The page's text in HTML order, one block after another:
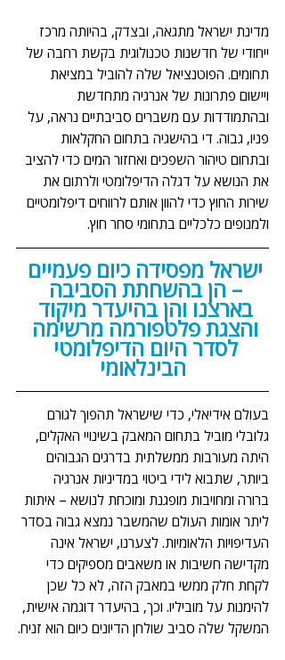
מדינת ישראל מתגאה, ובצדק, בהיותה מרכז
ייחודי של חדשנות טכנולוגית בקשת רחבה של
תחומים. הפוטנציאל שלה להוביל במציאת
ויישום פתרונות של אנרגיה מתחדשת
ובהתמודדות עם משברים סביבתיים נראה, על
פניו, גבוה. די בהישגיה בתחום החקלאות
ובתחום טיהור השפכים ואחזור המים כדי להציב
את הנושא על דגלה הדיפלומטי ולרתום את
שירות החוץ כדי להוון אותם לרווחים דיפלומטיים
ולמנופים כלכליים בתחומי סחר חוץ.
ישראל מפסידה כיום פעמיים
– הן בהשחתת הסביבה
בארצנו והן בהיעדר מיקוד
והצגת פלטפורמה מרשימה
לסדר היום הדיפלומטי
הבינלאומי
בעולם אידיאלי, כדי שישראל תהפוך לגורם
גלובלי מוביל בתחום המאבק בשינויי האקלים,
היתה מעורבות ממשלתית בדרגים הגבוהים
ביותר, שתבוא לידי ביטוי במדיניות אנרגיה
ברורה ומחויבות מופגנת ומוכחת לנושא – איתות
ליתר אומות העולם שהמשבר נמצא גבוה בסדר
העדיפויות הלאומיות. לצערנו, ישראל אינה
מקדישה חשיבות או משאבים מספיקים כדי
לקחת חלק ממשי במאבק הזה, לא כל שכן
להימנות על מוביליו. וכך, בהיעדר דוגמה אישית,
המשקל שלה סביב שולחן הדיונים כיום הוא זניח.